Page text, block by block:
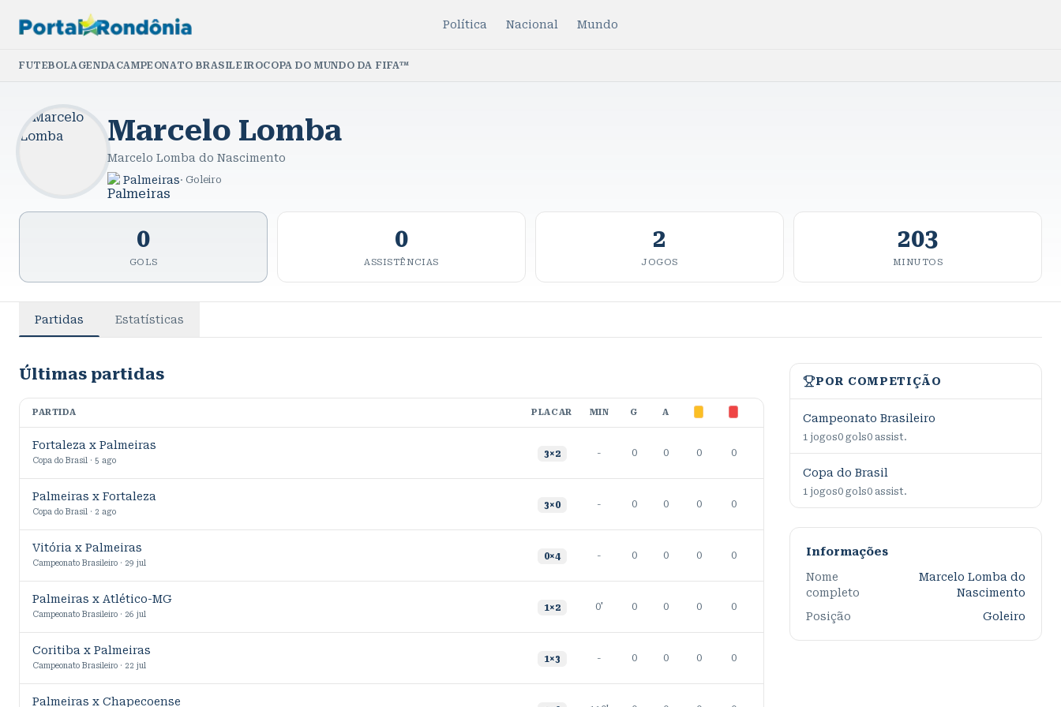
Política Nacional Mundo
FUTEBOLAGENDACAMPEONATO BRASILEIROCOPA DO MUNDO DA FIFA™
Marcelo Lomba
Marcelo Lomba do Nascimento
Palmeiras· Goleiro
0
GOLS
0
ASSISTÊNCIAS
2
JOGOS
203
MINUTOS
Partidas Estatísticas
Últimas partidas
PARTIDA PLACAR MIN G A
Fortaleza x Palmeiras
Copa do Brasil · 5 ago
3×2 - 0 0 0 0
Palmeiras x Fortaleza
Copa do Brasil · 2 ago
3×0 - 0 0 0 0
Vitória x Palmeiras
Campeonato Brasileiro · 29 jul
0×4 - 0 0 0 0
Palmeiras x Atlético-MG
Campeonato Brasileiro · 26 jul
1×2 0' 0 0 0 0
Coritiba x Palmeiras
Campeonato Brasileiro · 22 jul
1×3 - 0 0 0 0
Palmeiras x Chapecoense
POR COMPETIÇÃO
Campeonato Brasileiro
1 jogos0 gols0 assist.
Copa do Brasil
1 jogos0 gols0 assist.
Informações
Nome
completo
Marcelo Lomba do
Nascimento
Posição
Goleiro